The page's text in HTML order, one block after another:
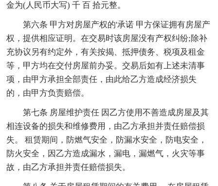
金为(人民币大写) 千 百 拾元整。
第六条 甲方对房屋产权的'承诺 甲方保证拥有房屋产
权，提供相应证明。在交易时该房屋没有产权纠纷;除补
充协议另有约定外，有关按揭、抵押债务、税项及租金
等，甲方均在交付房屋前办妥。交易后如有上述未清事
项，由甲方承担全部责任，由此给乙方造成经济损失
的，由甲方负责赔偿。
第七条 房屋维护责任 因乙方使用不善造成房屋及其
相连设备的损失和维修费用，由乙方承担并责任赔偿损
失。 租赁期间，防燃气安全，防漏水安全，防电安全，
防火安全，因乙方造成漏水，漏电，漏燃气，火灾等事
故，由乙方承担并责任赔偿损失。